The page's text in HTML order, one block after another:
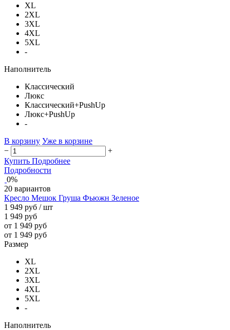
XL
2XL
3XL
4XL
5XL
-
Наполнитель
Классический
Люкс
Классический+PushUp
Люкс+PushUp
-
В корзину Уже в корзине
−
+
Купить Подробнее
Подробности
0%
20 вариантов
Кресло Мешок Груша Фьюжн Зеленое
1 949 руб / шт
1 949 руб
от 1 949 руб
от 1 949 руб
Размер
XL
2XL
3XL
4XL
5XL
-
Наполнитель